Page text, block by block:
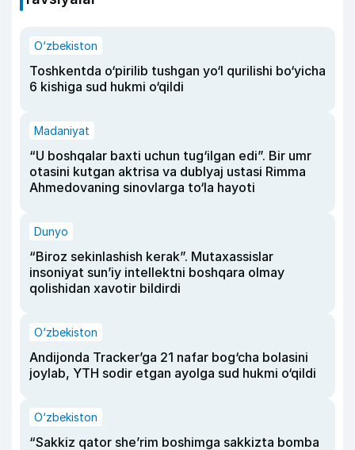
O‘zbekiston
Toshkentda o‘pirilib tushgan yo‘l qurilishi bo‘yicha
6 kishiga sud hukmi o‘qildi
Madaniyat
“U boshqalar baxti uchun tug‘ilgan edi”. Bir umr
otasini kutgan aktrisa va dublyaj ustasi Rimma
Ahmedovaning sinovlarga to‘la hayoti
Dunyo
“Biroz sekinlashish kerak”. Mutaxassislar
insoniyat sun’iy intellektni boshqara olmay
qolishidan xavotir bildirdi
O‘zbekiston
Andijonda Tracker’ga 21 nafar bog‘cha bolasini
joylab, YTH sodir etgan ayolga sud hukmi o‘qildi
O‘zbekiston
“Sakkiz qator she’rim boshimga sakkizta bomba